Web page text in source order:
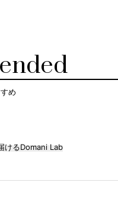
め
けるDomani Lab